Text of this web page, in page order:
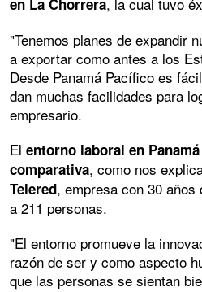
en La Chorrera
"Tenemos planes de expandir
a exportar como antes a los
Desde Panamá Pacífico es
dan muchas facilidades para
empresario.
El entorno laboral en
comparativa, como nos
Telered, empresa con 30
a 211 personas.
"El entorno promueve la
razón de ser y como aspecto
que las personas se sientan